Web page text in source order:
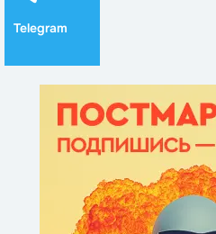
Telegram